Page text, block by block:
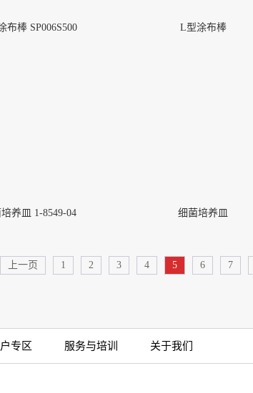
布棒 SP006S500 L型涂布棒
养皿 1-8549-04 细菌培养皿
上一页 1 2 3 4 5 6 7
专区 服务与培训 关于我们